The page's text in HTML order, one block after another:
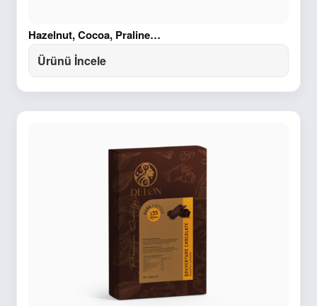
Hazelnut, Cocoa, Praline…
Ürünü İncele